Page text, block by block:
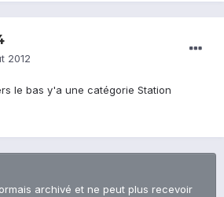
2012
le bas y'a une catégorie Station
archivé et ne peut plus recevoir